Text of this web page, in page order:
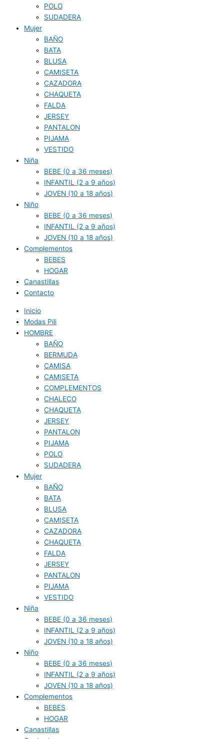
POLO
SUDADERA
Mujer
BAÑO
BATA
BLUSA
CAMISETA
CAZADORA
CHAQUETA
FALDA
JERSEY
PANTALON
PIJAMA
VESTIDO
Niña
BEBE (0 a 36 meses)
INFANTIL (2 a 9 años)
JOVEN (10 a 18 años)
Niño
BEBE (0 a 36 meses)
INFANTIL (2 a 9 años)
JOVEN (10 a 18 años)
Complementos
BEBES
HOGAR
Canastillas
Contacto
Inicio
Modas Pili
HOMBRE
BAÑO
BERMUDA
CAMISA
CAMISETA
COMPLEMENTOS
CHALECO
CHAQUETA
JERSEY
PANTALON
PIJAMA
POLO
SUDADERA
Mujer
BAÑO
BATA
BLUSA
CAMISETA
CAZADORA
CHAQUETA
FALDA
JERSEY
PANTALON
PIJAMA
VESTIDO
Niña
BEBE (0 a 36 meses)
INFANTIL (2 a 9 años)
JOVEN (10 a 18 años)
Niño
BEBE (0 a 36 meses)
INFANTIL (2 a 9 años)
JOVEN (10 a 18 años)
Complementos
BEBES
HOGAR
Canastillas